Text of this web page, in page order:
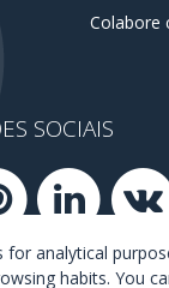
Colabore
SOCIAIS
analytical
habits. You